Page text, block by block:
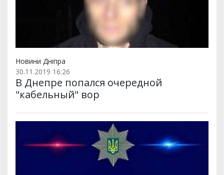
Новини Дніпра
30.11.2019 16:26
В Днепре попался очередной
"кабельный" вор